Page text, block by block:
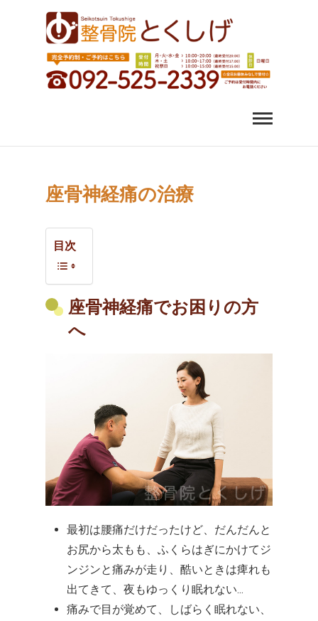
福岡市中央区 薬院 肩
こり 腰痛｜整体 スポ
ーツ障害なら整骨院
福岡市中央区、薬院、天神、平尾、博多、六本松で肩こ
り、腰痛、変形性股関節症にお悩みなら整骨院とくしげ
へ。患者さんのお話を丁寧にお聞きし、施術させていた
だきます。スポーツ選手のケガもおまかせください。
座骨神経痛の治療
目次
座骨神経痛でお困りの方
へ
最初は腰痛だけだったけど、だんだんと
お尻から太もも、ふくらはぎにかけてジ
ンジンと痛みが走り、酷いときは痺れも
出てきて、夜もゆっくり眠れない…
痛みで目が覚めて、しばらく眠れない、